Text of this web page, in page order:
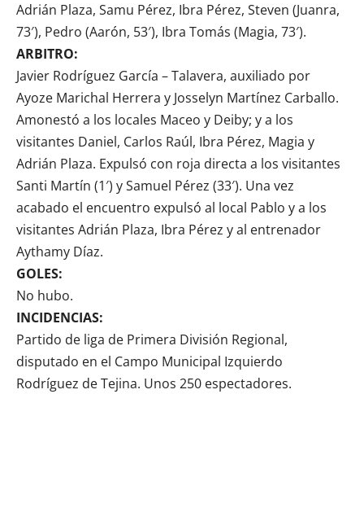
Adrián Plaza, Samu Pérez, Ibra Pérez, Steven (Juanra,
73′), Pedro (Aarón, 53′), Ibra Tomás (Magia, 73′).
ARBITRO:
Javier Rodríguez García – Talavera, auxiliado por
Ayoze Marichal Herrera y Josselyn Martínez Carballo.
Amonestó a los locales Maceo y Deiby; y a los
visitantes Daniel, Carlos Raúl, Ibra Pérez, Magia y
Adrián Plaza. Expulsó con roja directa a los visitantes
Santi Martín (1′) y Samuel Pérez (33′). Una vez
acabado el encuentro expulsó al local Pablo y a los
visitantes Adrián Plaza, Ibra Pérez y al entrenador
Aythamy Díaz.
GOLES:
No hubo.
INCIDENCIAS:
Partido de liga de Primera División Regional,
disputado en el Campo Municipal Izquierdo
Rodríguez de Tejina. Unos 250 espectadores.